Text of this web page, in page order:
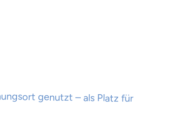
genutzt – als Platz für